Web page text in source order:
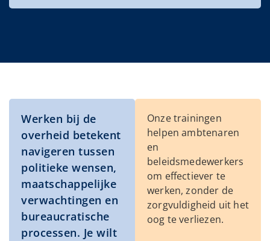
Werken bij de
overheid betekent
navigeren tussen
politieke wensen,
maatschappelijke
verwachtingen en
bureaucratische
processen. Je wilt
Onze trainingen
helpen ambtenaren
en
beleidsmedewerkers
om effectiever te
werken, zonder de
zorgvuldigheid uit het
oog te verliezen.